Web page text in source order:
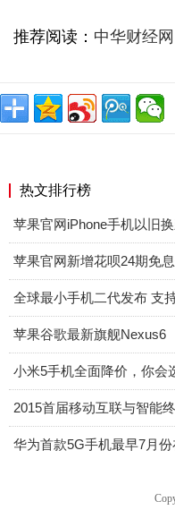
推荐阅读： 中华财经网
热文排行榜
苹果官网iPhone手机以旧
苹果官网新增花呗24期免
全球最小手机二代发布 支
苹果谷歌最新旗舰Nexus6
小米5手机全面降价，你会
2015首届移动互联与智能
华为首款5G手机最早7月